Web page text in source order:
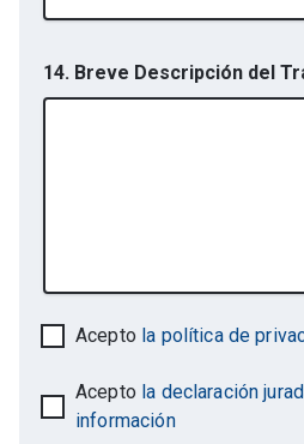
14. Breve Descripción del
Acepto la política de
Acepto la declaración
información